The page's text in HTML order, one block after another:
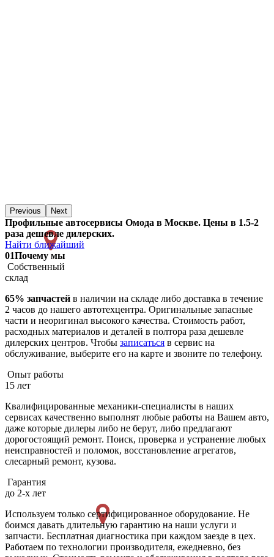
Previous Next
Профильные автосервисы Омода в Москве. Цены в 1.5-2
раза дешевле дилерских.
Найти ближайший
01Почему мы
Собственный
склад
65% запчастей в наличии на складе либо доставка в течение
2 часов до нашего автотехцентра. Оригинальные запасные
части и неоригинал высокого качества. Стоимость работ,
расходных материалов и деталей в полтора раза дешевле
дилерских центров. Чтобы записаться в сервис на
обслуживание, выберите его на карте и звоните по телефону.
Опыт работы
15 лет
Квалифицированные механики-специалисты в наших
сервисах качественно выполнят любые работы на Вашем авто,
даже которые дилеры либо не берут, либо предлагают
дорогостоящий ремонт. Поиск, проверка и устранение любых
неисправностей и поломок, восстановление агрегатов,
слесарный ремонт, кузова.
Гарантия
до 2-х лет
Используем только сертифицированное оборудование. Не
боимся давать длительную гарантию на наши услуги и
запчасти. Бесплатная диагностика при каждом заезде в цех.
Работаем по технологии производителя, ежедневно, без